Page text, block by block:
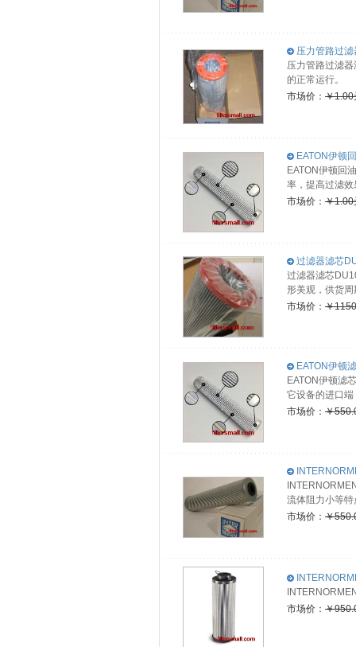
压力管路过
压力管路过滤
的正常运行。
市场价： ￥1.00
EATON伊顿
EATON伊顿回
率，提高过滤效
市场价： ￥1.00
过滤器滤芯
过滤器滤芯
形美观，供货
市场价： ￥
EATON伊顿
EATON伊顿滤
它设备的进口
市场价： ￥
流体阻力小等特
市场价： ￥
市场价： ￥